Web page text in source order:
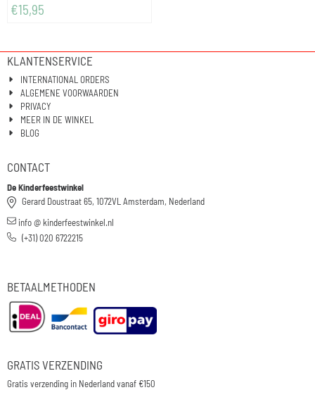
€15,95
KLANTENSERVICE
INTERNATIONAL ORDERS
ALGEMENE VOORWAARDEN
PRIVACY
MEER IN DE WINKEL
BLOG
CONTACT
De Kinderfeestwinkel
Gerard Doustraat 65, 1072VL Amsterdam, Nederland
info @ kinderfeestwinkel.nl
(+31) 020 6722215
BETAALMETHODEN
GRATIS VERZENDING
Gratis verzending in Nederland vanaf €150